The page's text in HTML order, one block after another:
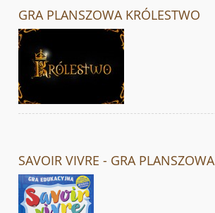
GRA PLANSZOWA KRÓLESTWO
SAVOIR VIVRE - GRA PLANSZOWA